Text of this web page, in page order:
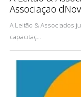
Associação
A Leitão & Associados
capacitaç...